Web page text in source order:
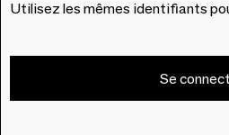
Utilisez les mêmes identifiants
Se